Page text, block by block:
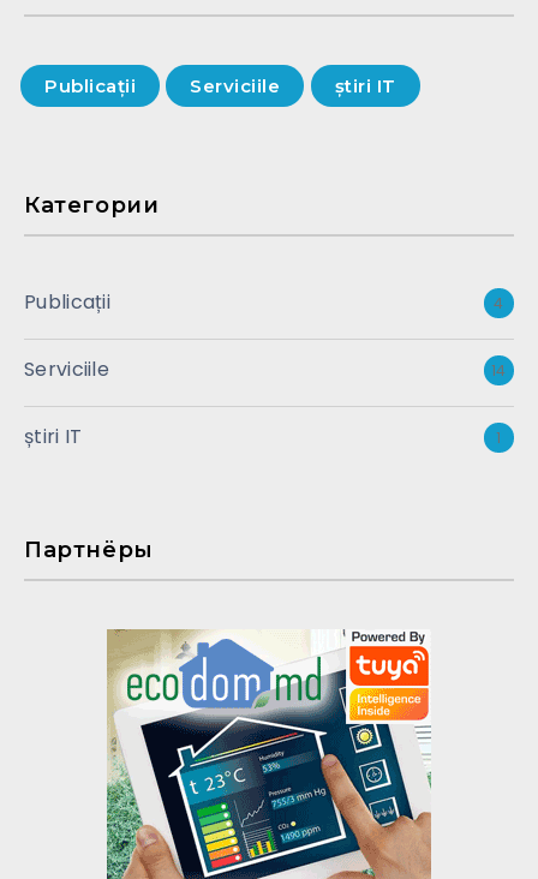
Publicații Serviciile știri IT
Категории
Publicații 4
Serviciile 14
știri IT 1
Партнёры